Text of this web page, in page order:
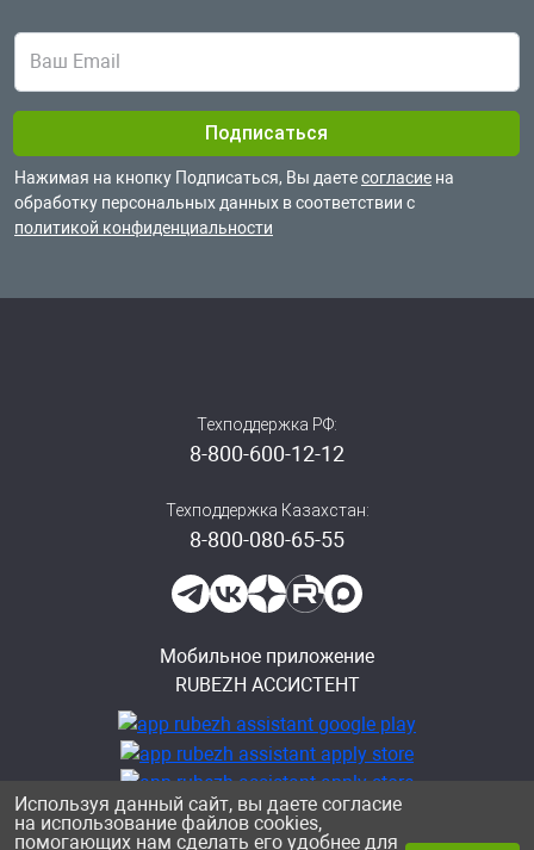
Нажимая на кнопку Подписаться, Вы даетесогласие на
обработку персональных данных в соответствии с
политикой конфиденциальности
Техподдержка РФ:
8-800-600-12-12
Техподдержка Казахстан:
8-800-080-65-55
Мобильное приложение
RUBEZH АССИСТЕНТ
Используя данный сайт, вы даете согласие
на использование файлов cookies,
помогающих нам сделать его удобнее для